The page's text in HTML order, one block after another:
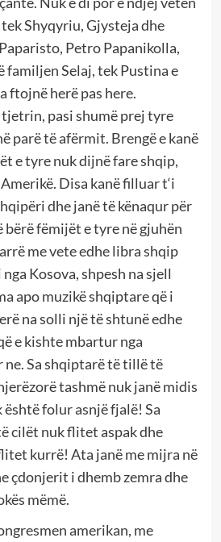
Shyqyriu, Gjysteja dhe
Petro Papanikolla,
familjen Selaj, tek Pustina e
ftojnë herë pas here.
pasi shumë prej tyre
parë të afërmit. Brengë e kanë
e tyre nuk dijnë fare shqip,
Disa kanë filluar t‘i
dhe janë të kënaqur për
bërë fëmijët e tyre në gjuhën
me vete edhe libra shqip
Kosova, shpesh na sjell
apo muzikë shqiptare që i
na solli një të shtunë edhe
e kishte mbartur nga
ne. Sa shqiptarë të tillë të
tashmë nuk janë midis
është folur asnjë fjalë! Sa
cilët nuk flitet aspak dhe
kurrë! Ata janë me mijra në
çdonjerit i dhemb zemra dhe
mëmë.
amerikan, me